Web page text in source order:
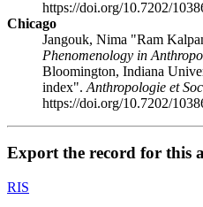
https://doi.org/10.7202/
Chicago
Jangouk, Nima "Ram
Phenomenology in
Bloomington, Indiana
index". Anthropologie et
https://doi.org/10.7202/
Export the record for this
RIS